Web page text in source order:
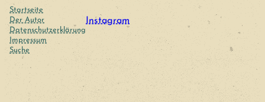
Startseite
Der Autor
Datenschutzerklärung
Impressum
Suche
Instagram